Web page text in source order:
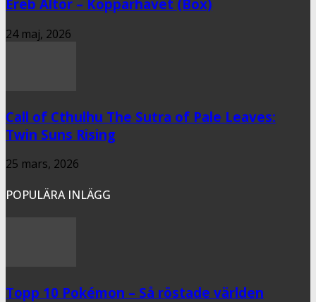
Ereb Altor – Kopparhavet (Box)
24 maj, 2026
Call of Cthulhu The Sutra of Pale Leaves:
Twin Suns Rising
25 mars, 2026
POPULÄRA INLÄGG
Topp 10 Pokémon – Så röstade världen